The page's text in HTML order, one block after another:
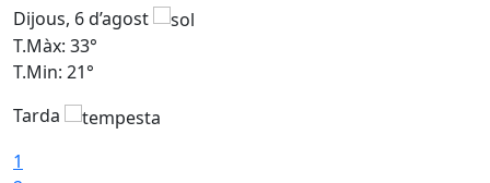
Dijous, 6 d’agost
T.Màx: 33°
T.Min: 21°
Tarda
1